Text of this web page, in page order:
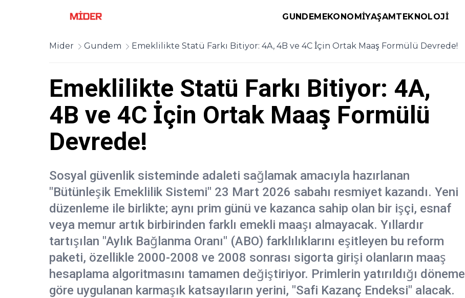
GUNDEMEKONOMIYAŞAMTEKNOLOJI
Mider Gundem Emeklilikte Statü Farkı Bitiyor: 4A, 4B ve 4C İçin Ortak Maaş Formülü Devrede!
Emeklilikte Statü Farkı Bitiyor: 4A,
4B ve 4C İçin Ortak Maaş Formülü
Devrede!
Sosyal güvenlik sisteminde adaleti sağlamak amacıyla hazırlanan
"Bütünleşik Emeklilik Sistemi" 23 Mart 2026 sabahı resmiyet kazandı. Yeni
düzenleme ile birlikte; aynı prim günü ve kazanca sahip olan bir işçi, esnaf
veya memur artık birbirinden farklı emekli maaşı almayacak. Yıllardır
tartışılan "Aylık Bağlanma Oranı" (ABO) farklılıklarını eşitleyen bu reform
paketi, özellikle 2000-2008 ve 2008 sonrası sigorta girişi olanların maaş
hesaplama algoritmasını tamamen değiştiriyor. Primlerin yatırıldığı döneme
göre uygulanan karmaşık katsayıların yerini, "Safi Kazanç Endeksi" alacak.